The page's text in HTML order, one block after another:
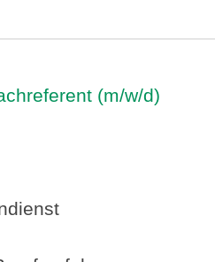
(m/w/d)